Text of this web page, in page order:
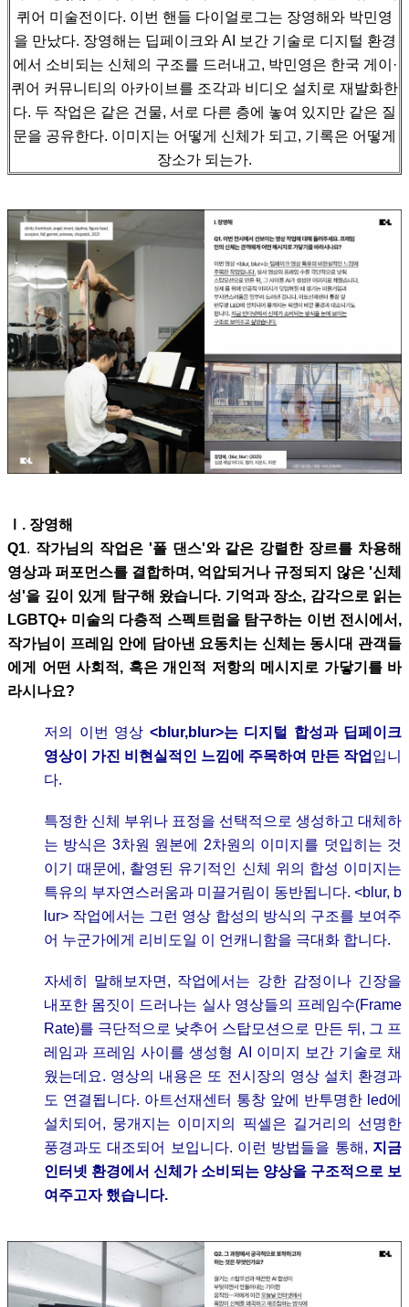
퀴어 미술전이다. 이번 핸들 다이얼로그는 장영해와 박민영
을 만났다. 장영해는 딥페이크와 AI 보간 기술로 디지털 환경
에서 소비되는 신체의 구조를 드러내고, 박민영은 한국 게이·
퀴어 커뮤니티의 아카이브를 조각과 비디오 설치로 재발화한
다. 두 작업은 같은 건물, 서로 다른 층에 놓여 있지만 같은 질
문을 공유한다. 이미지는 어떻게 신체가 되고, 기록은 어떻게
장소가 되는가.
. 장영해
Q1. 작가님의 작업은 '폴 댄스'와 같은 강렬한 장르를 차용해
영상과 퍼포먼스를 결합하며, 억압되거나 규정되지 않은 '신체
성'을 깊이 있게 탐구해 왔습니다. 기억과 장소, 감각으로 읽는
LGBTQ+ 미술의 다층적 스펙트럼을 탐구하는 이번 전시에서,
작가님이 프레임 안에 담아낸 요동치는 신체는 동시대 관객들
에게 어떤 사회적, 혹은 개인적 저항의 메시지로 가닿기를 바
라시나요?
저의 이번 영상 <blur,blur>는 디지털 합성과 딥페이크
영상이 가진 비현실적인 느낌에 주목하여 만든 작업 입니
다.
특정한 신체 부위나 표정을 선택적으로 생성하고 대체하
는 방식은 3차원 원본에 2차원의 이미지를 덧입히는 것
이기 때문에, 촬영된 유기적인 신체 위의 합성 이미지는
특유의 부자연스러움과 미끌거림이 동반됩니다. <blur, b
lur> 작업에서는 그런 영상 합성의 방식의 구조를 보여주
어 누군가에게 리비도일 이 언캐니함을 극대화 합니다.
자세히 말해보자면, 작업에서는 강한 감정이나 긴장을
내포한 몸짓이 드러나는 실사 영상들의 프레임수(Frame
Rate)를 극단적으로 낮추어 스탑모션으로 만든 뒤, 그 프
레임과 프레임 사이를 생성형 AI 이미지 보간 기술로 채
웠는데요. 영상의 내용은 또 전시장의 영상 설치 환경과
도 연결됩니다. 아트선재센터 통창 앞에 반투명한 led에
설치되어, 뭉개지는 이미지의 픽셀은 길거리의 선명한
풍경과도 대조되어 보입니다. 이런 방법들을 통해, 지금
인터넷 환경에서 신체가 소비되는 양상을 구조적으로 보
여주고자 했습니다.